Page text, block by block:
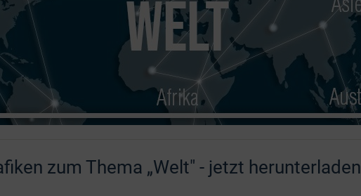
zum Thema „Welt" - jetzt herunterladen